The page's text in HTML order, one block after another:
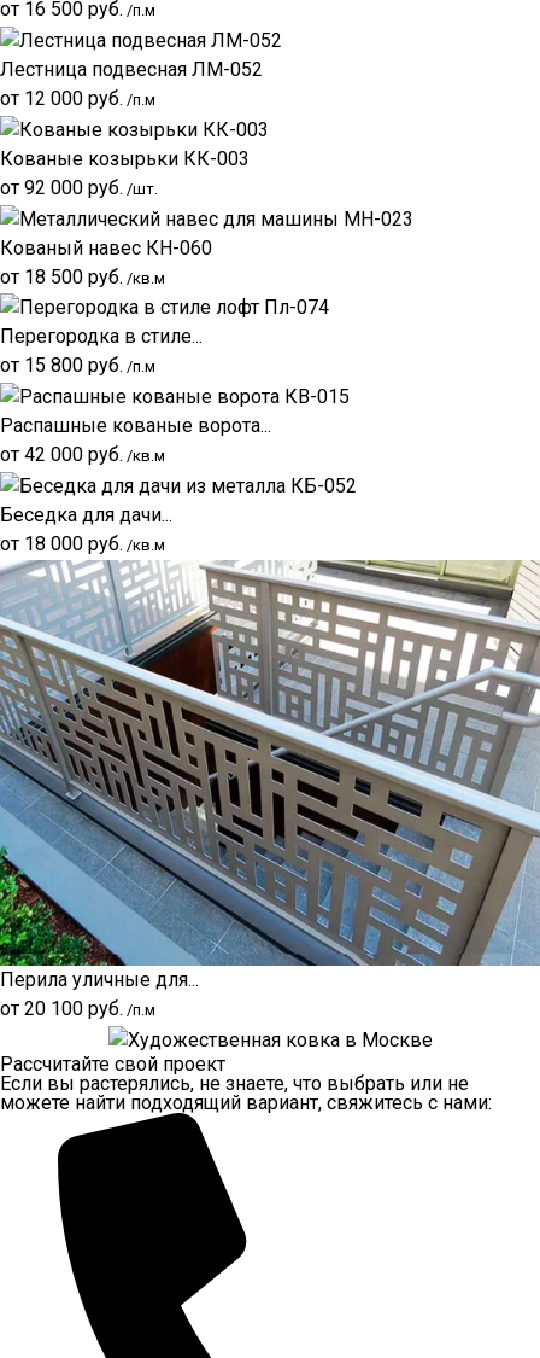
от 16 500 руб. /п.м
Лестница подвесная ЛМ-052
от 12 000 руб. /п.м
Кованые козырьки КК-003
от 92 000 руб. /шт.
Кованый навес КН-060
от 18 500 руб. /кв.м
Перегородка в стиле...
от 15 800 руб. /п.м
Распашные кованые ворота...
от 42 000 руб. /кв.м
Беседка для дачи...
от 18 000 руб. /кв.м
Перила уличные для...
от 20 100 руб. /п.м
Рассчитайте свой проект
Если вы растерялись, не знаете, что выбрать или не
можете найти подходящий вариант, свяжитесь с нами: